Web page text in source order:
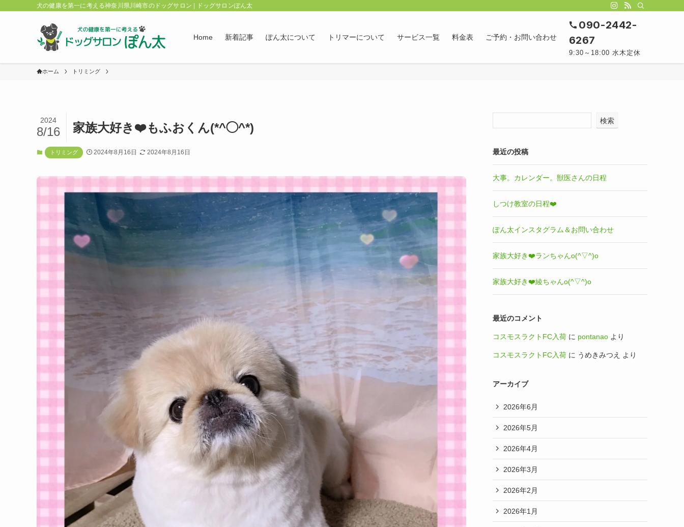
犬の健康を第一に考える神奈川県川崎市のドッグサロン | ドッグサロンぽん太
Home 新着記事 ぽん太について トリマーについて サービス一覧 料金表 ご予約・お問い合わせ
090-2442-
6267
9:30～18:00 水木定休
ホーム トリミング
家族大好き❤️もふおくん(*^◯^*)
2024
8/16
トリミング 2024年8月16日 2024年8月16日
検索
最近の投稿
大事。カレンダー。獣医さんの日程
しつけ教室の日程❤️
ぽん太インスタグラム＆お問い合わせ
家族大好き❤️ランちゃんo(^▽^)o
家族大好き❤️綾ちゃんo(^▽^)o
最近のコメント
コスモスラクトFC入荷 に pontanao より
コスモスラクトFC入荷 に うめきみつえ より
アーカイブ
2026年6月
2026年5月
2026年4月
2026年3月
2026年2月
2026年1月